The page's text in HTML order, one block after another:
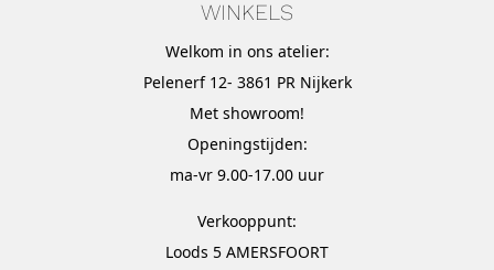
WINKELS
Welkom in ons atelier:
Pelenerf 12- 3861 PR Nijkerk
Met showroom!
Openingstijden:
ma-vr 9.00-17.00 uur
Verkooppunt:
Loods 5 AMERSFOORT